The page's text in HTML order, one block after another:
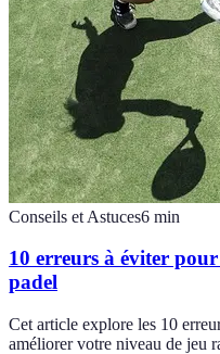
Conseils et Astuces6 min
10 erreurs à éviter
padel
Cet article explore les 10
améliorer votre niveau de jeu